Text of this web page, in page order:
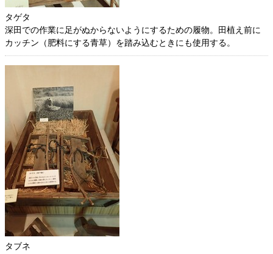
タゲタ
深田での作業に足がぬからないようにするための履物。田植え前に
カッチン（肥料にする青草）を踏み込むときにも使用する。
タブネ